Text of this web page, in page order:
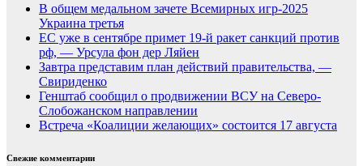
В общем медальном зачете Всемирных игр-2025
Украина третья
ЕС уже в сентябре примет 19-й ракет санкций против
рф, — Урсула фон дер Ляйен
Завтра представим план действий правительства, —
Свириденко
Генштаб сообщил о продвижении ВСУ на Северо-
Слобожанском направлении
Встреча «Коалиции желающих» состоится 17 августа
Свежие комментарии